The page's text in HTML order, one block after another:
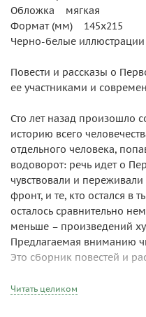
Обложка мягкая
Формат (мм) 145х215
Черно-белые иллюстрации
Повести и рассказы о
ее участниками и
Сто лет назад произошло
историю всего
отдельного человека,
водоворот: речь идет о
чувствовали и
фронт, и те, кто остался в
осталось сравнительно
меньше – произведений
Предлагаемая вниманию
Это сборник повестей и
опубликованных в 1914-
Читать целиком